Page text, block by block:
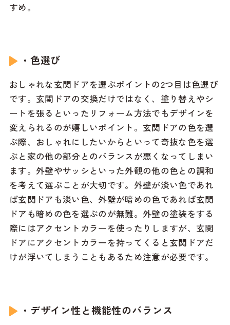
すめ。
・色選び
おしゃれな玄関ドアを選ぶポイントの2つ目は色選び
です。玄関ドアの交換だけではなく、塗り替えやシ
ートを張るといったリフォーム方法でもデザインを
変えられるのが嬉しいポイント。玄関ドアの色を選
ぶ際、おしゃれにしたいからといって奇抜な色を選
ぶと家の他の部分とのバランスが悪くなってしまい
ます。外壁やサッシといった外観の他の色との調和
を考えて選ぶことが大切です。外壁が淡い色であれ
ば玄関ドアも淡い色、外壁が暗めの色であれば玄関
ドアも暗めの色を選ぶのが無難。外壁の塗装をする
際にはアクセントカラーを使ったりしますが、玄関
ドアにアクセントカラーを持ってくると玄関ドアだ
けが浮いてしまうこともあるため注意が必要です。
・デザイン性と機能性のバランス